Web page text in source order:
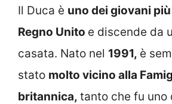
Il Duca è uno dei giovani
Regno Unito e discende da
casata. Nato nel 1991, è
stato molto vicino alla
britannica, tanto che fu uno